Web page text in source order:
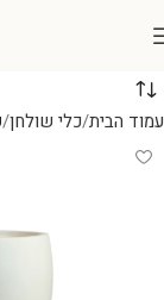
עמוד הבית כלי שולחן